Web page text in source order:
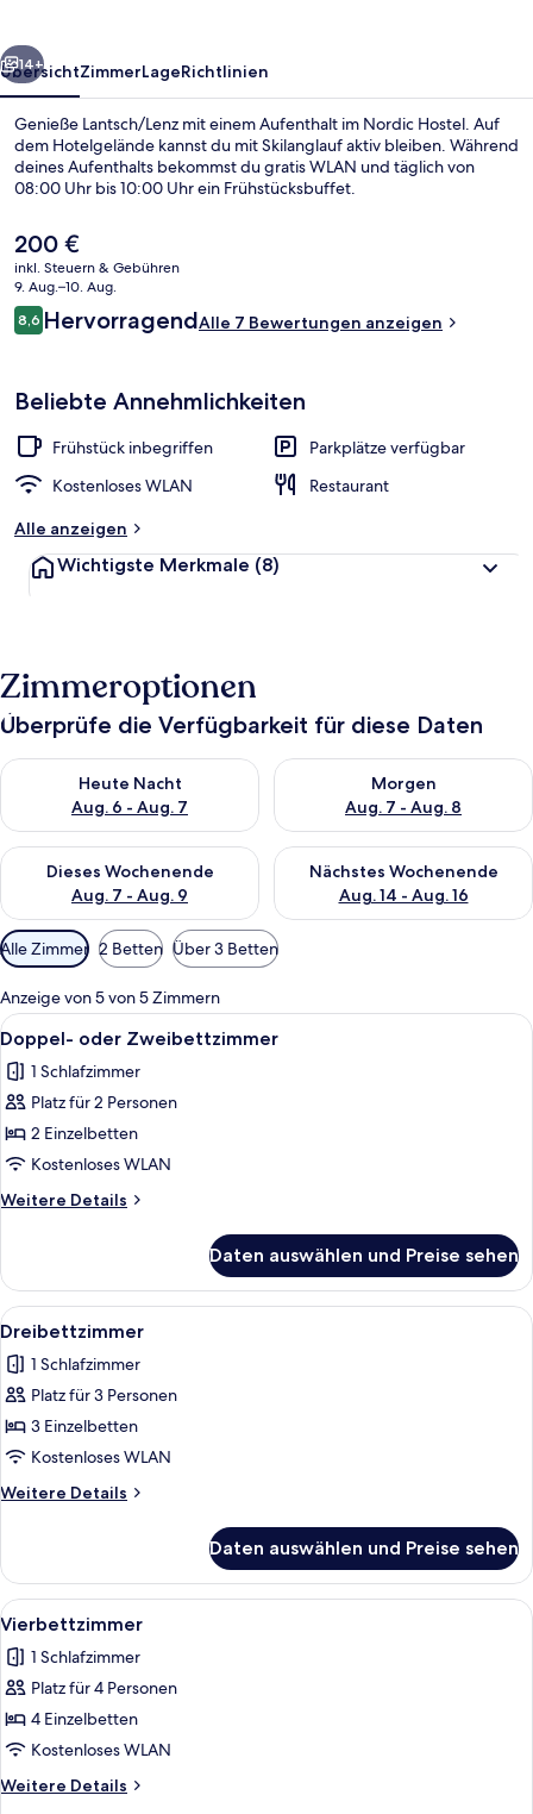
Außenbereich
Weiter
14+
ÜbersichtZimmerLageRichtlinien
Genieße Lantsch/Lenz mit einem Aufenthalt im Nordic Hostel. Auf
dem Hotelgelände kannst du mit Skilanglauf aktiv bleiben. Während
deines Aufenthalts bekommst du gratis WLAN und täglich von
08:00 Uhr bis 10:00 Uhr ein Frühstücksbuffet.
Der
aktuelle
Preis
beträgt
200 €.
200 €
inkl. Steuern & Gebühren
9. Aug.–10. Aug.
Bewertungen
8,68,6 von 10.
HervorragendAlle 7 Bewertungen anzeigen
Beliebte Annehmlichkeiten
Frühstück inbegriffen
Parkplätze verfügbar
Kostenloses WLAN
Restaurant
Alle anzeigen
Wichtigste Merkmale (8)
Zimmeroptionen
Überprüfe die Verfügbarkeit für diese Daten
Heute Nacht
Aug. 6 - Aug. 7
Überprüfe die Verfügbarkeit für heute Nacht, Aug. 6 - Aug. 7.
Morgen
Aug. 7 - Aug. 8
Überprüfe die Verfügbarkeit
Dieses Wochenende
Aug. 7 - Aug. 9
Überprüfe die Verfügbarkeit für dieses Wochenende, Aug. 7
Nächstes Wochenende
Aug. 14 - Aug. 16
Überprüfe die Verfügbarkeit
Verfügbare
Filter
für
Zimmer
Alle Zimmer 2 Betten Über 3 Betten
Anzeige von 5 von 5 Zimmern
Alle
Fotos
für
Doppel-
oder
Zweibettzimmer
anzeigen
Ein modernes, kleines Zimmer mit
1
Doppel- oder Zweibettzimmer
1 Schlafzimmer
Platz für 2 Personen
2 Einzelbetten
Kostenloses WLAN
Weitere Details
Weitere
oder
Zweibettzimmer
Daten auswählen und Preise sehen
Alle
Fotos
für
Dreibettzimmer
anzeigen
Ein Zimmer mit Holzwänden und
1
Dreibettzimmer
1 Schlafzimmer
Platz für 3 Personen
3 Einzelbetten
Kostenloses WLAN
Weitere Details
Weitere
Daten auswählen und Preise sehen
Alle
Fotos
für
Vierbettzimmer
anzeigen
Ein Schlafraum mit Etagenbetten,
1
Vierbettzimmer
1 Schlafzimmer
Platz für 4 Personen
4 Einzelbetten
Kostenloses WLAN
Weitere Details
Weitere